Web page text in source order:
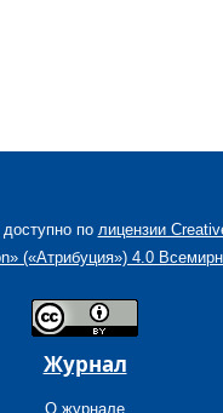
по лицензии
(«Атрибуция») 4.0
Журнал
О журнале